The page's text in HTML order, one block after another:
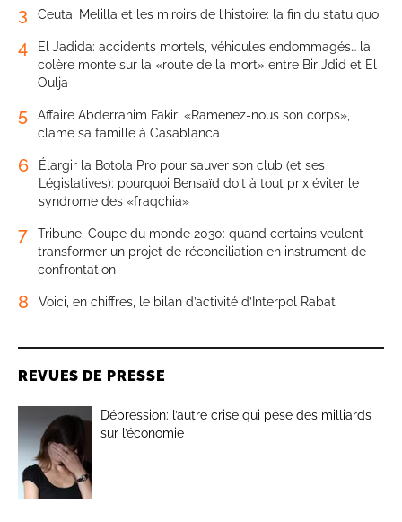
3 Ceuta, Melilla et les miroirs de l’histoire: la fin du statu quo
4
El Jadida: accidents mortels, véhicules endommagés… la
colère monte sur la «route de la mort» entre Bir Jdid et El
Oulja
5
Affaire Abderrahim Fakir: «Ramenez-nous son corps»,
clame sa famille à Casablanca
6
Élargir la Botola Pro pour sauver son club (et ses
Législatives): pourquoi Bensaïd doit à tout prix éviter le
syndrome des «fraqchia»
7
Tribune. Coupe du monde 2030: quand certains veulent
transformer un projet de réconciliation en instrument de
confrontation
8 Voici, en chiffres, le bilan d’activité d’Interpol Rabat
REVUES DE PRESSE
Dépression: l’autre crise qui pèse des milliards
sur l’économie